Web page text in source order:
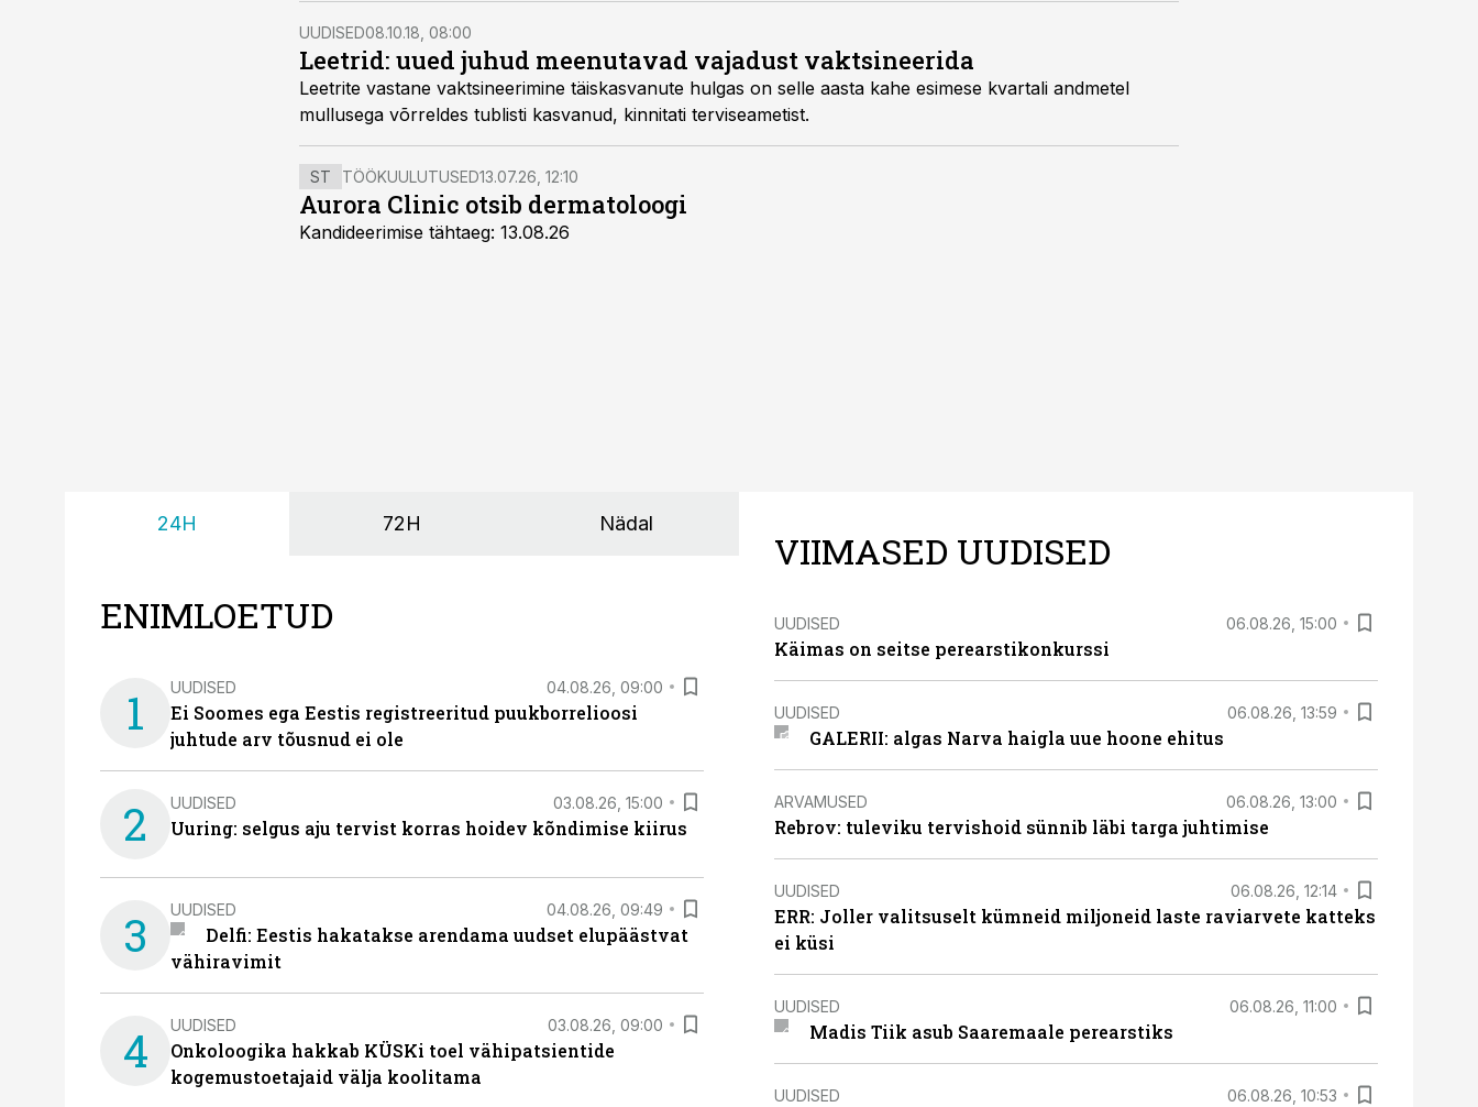
UUDISED08.10.18, 08:00
Leetrid: uued juhud meenutavad vajadust vaktsineerida
Leetrite vastane vaktsineerimine täiskasvanute hulgas on selle aasta kahe esimese kvartali andmetel
mullusega võrreldes tublisti kasvanud, kinnitati terviseametist.
ST TÖÖKUULUTUSED13.07.26, 12:10
Aurora Clinic otsib dermatoloogi
Kandideerimise tähtaeg: 13.08.26
24H 72H Nädal
ENIMLOETUD
1 UUDISED 04.08.26, 09:00
Ei Soomes ega Eestis registreeritud puukborrelioosi
juhtude arv tõusnud ei ole
2 UUDISED 03.08.26, 15:00
Uuring: selgus aju tervist korras hoidev kõndimise kiirus
3 UUDISED 04.08.26, 09:49
Delfi: Eestis hakatakse arendama uudset elupäästvat
vähiravimit
4 UUDISED 03.08.26, 09:00
Onkoloogika hakkab KÜSKi toel vähipatsientide
kogemustoetajaid välja koolitama
VIIMASED UUDISED
UUDISED 06.08.26, 15:00
Käimas on seitse perearstikonkurssi
UUDISED 06.08.26, 13:59
GALERII: algas Narva haigla uue hoone ehitus
ARVAMUSED 06.08.26, 13:00
Rebrov: tuleviku tervishoid sünnib läbi targa juhtimise
UUDISED 06.08.26, 12:14
ERR: Joller valitsuselt kümneid miljoneid laste raviarvete katteks
ei küsi
UUDISED 06.08.26, 11:00
Madis Tiik asub Saaremaale perearstiks
UUDISED 06.08.26, 10:53